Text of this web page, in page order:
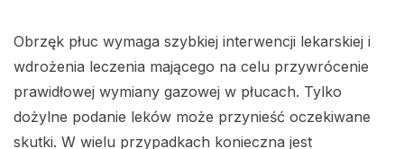
Obrzęk płuc wymaga szybkiej interwencji lekarskiej i
wdrożenia leczenia mającego na celu przywrócenie
prawidłowej wymiany gazowej w płucach. Tylko
dożylne podanie leków może przynieść oczekiwane
skutki. W wielu przypadkach konieczna jest